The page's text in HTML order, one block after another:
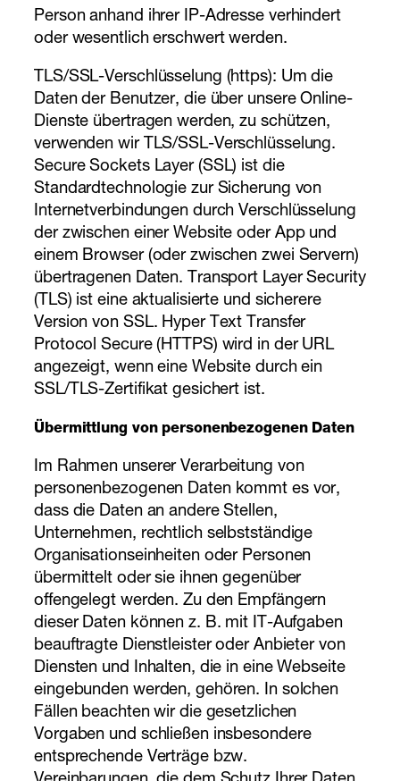
Person anhand ihrer IP-Adresse verhindert
oder wesentlich erschwert werden.
TLS/SSL-Verschlüsselung (https): Um die
Daten der Benutzer, die über unsere Online-
Dienste übertragen werden, zu schützen,
verwenden wir TLS/SSL-Verschlüsselung.
Secure Sockets Layer (SSL) ist die
Standardtechnologie zur Sicherung von
Internetverbindungen durch Verschlüsselung
der zwischen einer Website oder App und
einem Browser (oder zwischen zwei Servern)
übertragenen Daten. Transport Layer Security
(TLS) ist eine aktualisierte und sicherere
Version von SSL. Hyper Text Transfer
Protocol Secure (HTTPS) wird in der URL
angezeigt, wenn eine Website durch ein
SSL/TLS-Zertifikat gesichert ist.
Übermittlung von personenbezogenen Daten
Im Rahmen unserer Verarbeitung von
personenbezogenen Daten kommt es vor,
dass die Daten an andere Stellen,
Unternehmen, rechtlich selbstständige
Organisationseinheiten oder Personen
übermittelt oder sie ihnen gegenüber
offengelegt werden. Zu den Empfängern
dieser Daten können z. B. mit IT-Aufgaben
beauftragte Dienstleister oder Anbieter von
Diensten und Inhalten, die in eine Webseite
eingebunden werden, gehören. In solchen
Fällen beachten wir die gesetzlichen
Vorgaben und schließen insbesondere
entsprechende Verträge bzw.